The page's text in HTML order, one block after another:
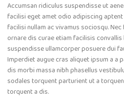
Accumsan ridiculus suspendisse ut
facilisi eget amet odio adipiscing
facilisi nullam ac vivamus sociosqu.
ornare dis curae etiam facilisis
suspendisse ullamcorper posuere dui
Imperdiet augue cras aliquet ipsum a a
dis morbi massa nibh phasellus
sodales torquent parturient ut a
torquent a dis.